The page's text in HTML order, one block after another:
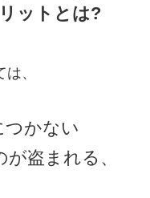
ットとは?
、
つかない
盗まれる、